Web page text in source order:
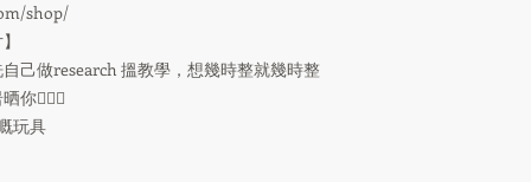
shop/
己做research 搵教學，想幾時整就幾時整
你💁🏻‍♀️
玩具